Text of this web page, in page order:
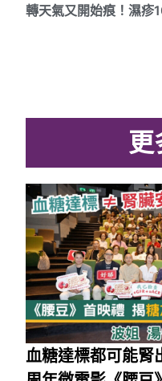
轉天氣又開始痕！濕疹
更
血糖達標都可能腎